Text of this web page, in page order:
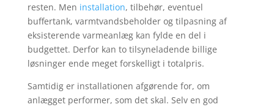
resten. Men installation, tilbehør, eventuel
buffertank, varmtvandsbeholder og tilpasning af
eksisterende varmeanlæg kan fylde en del i
budgettet. Derfor kan to tilsyneladende billige
løsninger ende meget forskelligt i totalpris.
Samtidig er installationen afgørende for, om
anlægget performer, som det skal. Selv en god